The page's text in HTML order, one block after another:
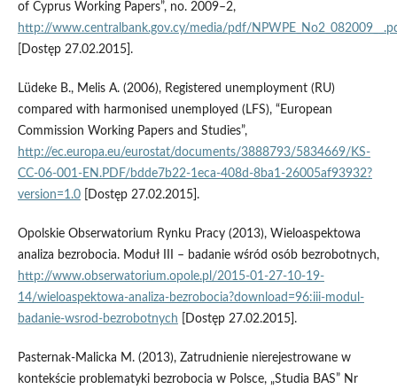
of Cyprus Working Papers”, no. 2009–2,
http://www.centralbank.gov.cy/media/pdf/
[Dostęp 27.02.2015].
Lüdeke B., Melis A. (2006), Registered unemployment (RU)
compared with harmonised unemployed (LFS), “European
Commission Working Papers and Studies”,
http://ec.europa.eu/eurostat/documents/3888793/5834669/KS-
CC-06-001-EN.PDF/bdde7b22-1eca-408d-8ba1-26005af93932?
version=1.0[Dostęp 27.02.2015].
Opolskie Obserwatorium Rynku Pracy (2013), Wieloaspektowa
analiza bezrobocia. Moduł III – badanie wśród osób bezrobotnych,
http://www.obserwatorium.opole.pl/2015-01-27-10-19-
14/wieloaspektowa-analiza-bezrobocia?download=96:iii-modul-
badanie-wsrod-bezrobotnych [Dostęp 27.02.2015].
Pasternak-Malicka M. (2013), Zatrudnienie nierejestrowane w
kontekście problematyki bezrobocia w Polsce, „Studia BAS” Nr